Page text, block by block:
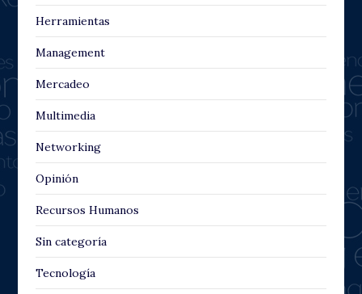
Herramientas
Management
Mercadeo
Multimedia
Networking
Opinión
Recursos Humanos
Sin categoría
Tecnología